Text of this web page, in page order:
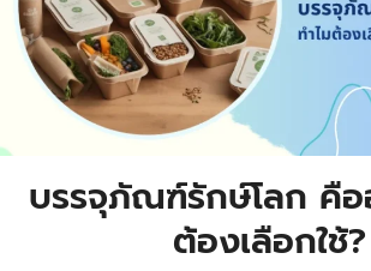
เรา
ที่พบบ่อย
บรรจุภัณฑ์รักษ์โลก คือ
ต้องเลือกใช้?